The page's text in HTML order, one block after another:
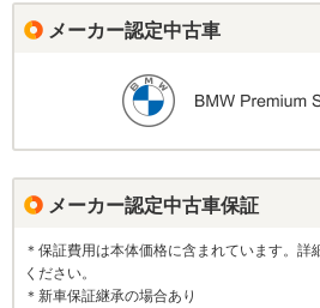
メーカー認定中古車
メーカー認定中古車保証
＊保証費用は本体価格に含まれています。
ください。
＊新車保証継承の場合あり